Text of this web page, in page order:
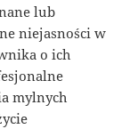
lub
niejasności w
o ich
mylnych